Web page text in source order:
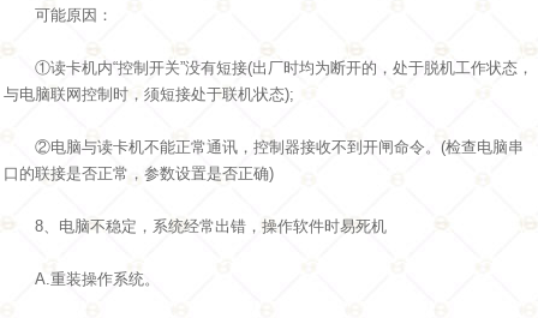
可能原因：
①读卡机内“控制开关”没有短接(出厂时均为断开的，处于脱机工作状态，
与电脑联网控制时，须短接处于联机状态);
②电脑与读卡机不能正常通讯，控制器接收不到开闸命令。(检查电脑串
口的联接是否正常，参数设置是否正确)
8、电脑不稳定，系统经常出错，操作软件时易死机
A.重装操作系统。